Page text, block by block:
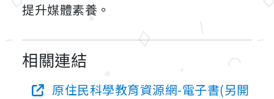
提升媒體素養。
相關連結
原住民科學教育資源網-電子書(另開